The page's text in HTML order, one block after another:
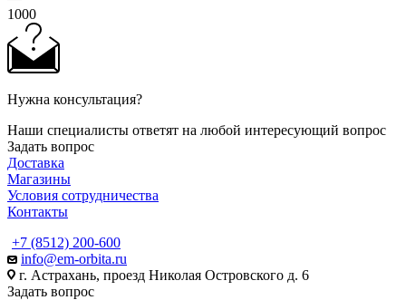
1000
Нужна консультация?
Наши специалисты ответят на любой интересующий вопрос
Задать вопрос
Доставка
Магазины
Условия сотрудничества
Контакты
+7 (8512) 200-600
info@em-orbita.ru
г. Астрахань, проезд Николая Островского д. 6
Задать вопрос